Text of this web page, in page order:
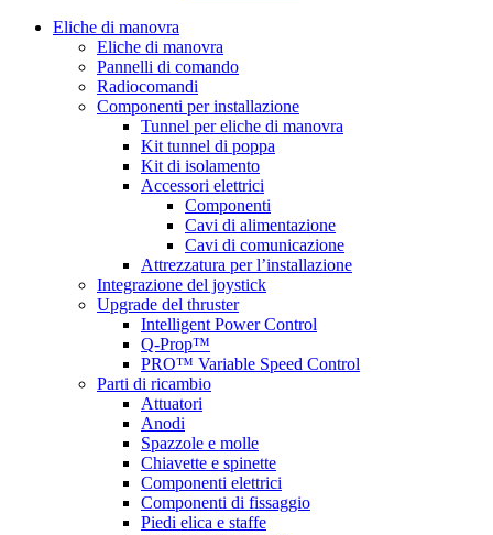
Eliche di manovra
Eliche di manovra
Pannelli di comando
Radiocomandi
Componenti per installazione
Tunnel per eliche di manovra
Kit tunnel di poppa
Kit di isolamento
Accessori elettrici
Componenti
Cavi di alimentazione
Cavi di comunicazione
Attrezzatura per l’installazione
Integrazione del joystick
Upgrade del thruster
Intelligent Power Control
Q-Prop™
PRO™ Variable Speed Control
Parti di ricambio
Attuatori
Anodi
Spazzole e molle
Chiavette e spinette
Componenti elettrici
Componenti di fissaggio
Piedi elica e staffe